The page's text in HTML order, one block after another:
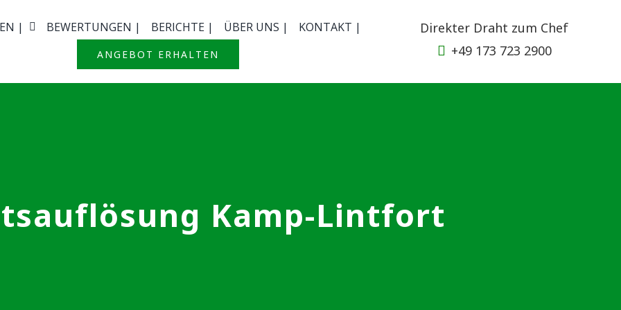
| BEWERTUNGEN | BERICHTE | ÜBER UNS | KONTAKT |
ANGEBOT ERHALTEN
Direkter Draht zum Chef
+49 173 723 2900
Kamp-Lintfort